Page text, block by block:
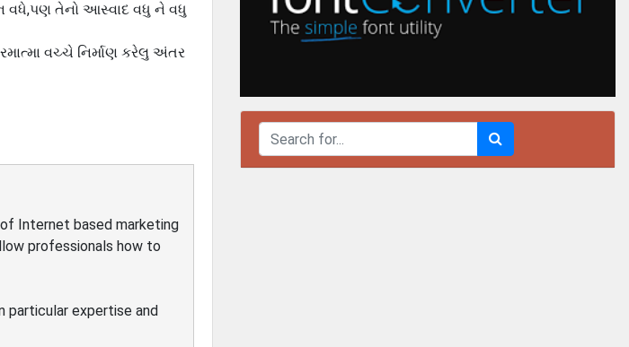
તેનો આસ્વાદ વધુ ને વધુ
વચ્ચે નિર્માણ કરેલુ અંતર
Internet based marketing
professionals how to
particular expertise and